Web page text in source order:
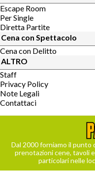
Escape Room
Per Single
Diretta Partite
Cena con Spettacolo
Cena con Delitto
ALTRO
Staff
Privacy Policy
Note Legali
Contattaci
Dal 2000 forniamo il
prenotazioni cene, tavoli
particolari nelle